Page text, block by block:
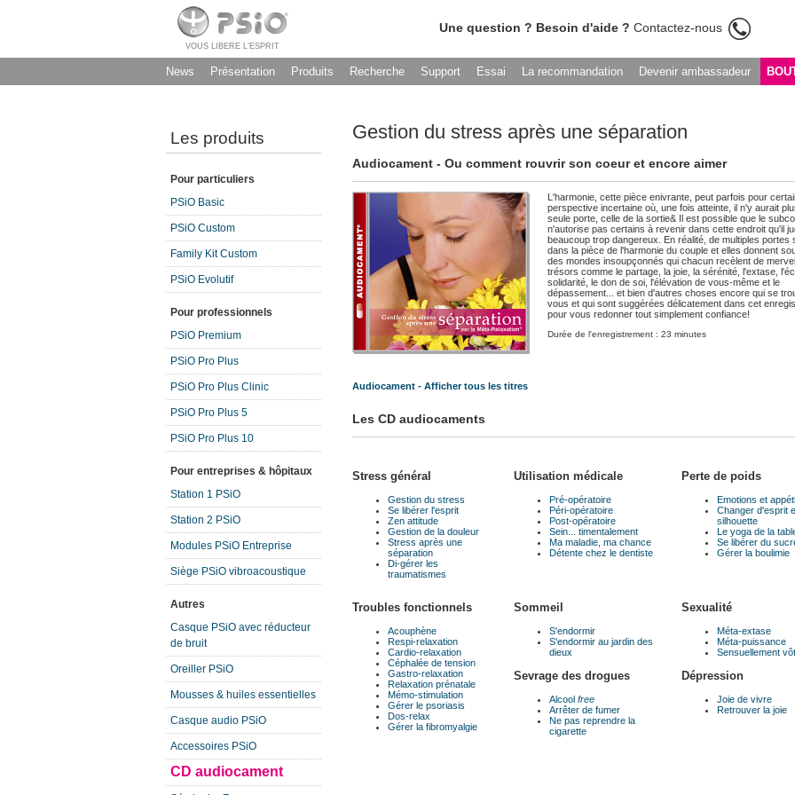
VOUS LIBERE L’ESPRIT
Une question ? Besoin d'aide ? Contactez-nous
News Présentation Produits Recherche Support Essai La recommandation Devenir ambassadeur
Les produits
Pour particuliers
PSiO Basic
PSiO Custom
Family Kit Custom
PSiO Evolutif
Pour professionnels
PSiO Premium
PSiO Pro Plus
PSiO Pro Plus Clinic
PSiO Pro Plus 5
PSiO Pro Plus 10
Pour entreprises & hôpitaux
Station 1 PSiO
Station 2 PSiO
Modules PSiO Entreprise
Siège PSiO vibroacoustique
Autres
Casque PSiO avec réducteur
de bruit
Oreiller PSiO
Mousses & huiles essentielles
Casque audio PSiO
Accessoires PSiO
CD audiocament
Gestion du stress après une séparation
Audiocament - Ou comment rouvrir son coeur et encore aimer
L'harmonie, cette pièce enivrante, peut parfois pour
perspective incertaine où, une fois atteinte, il n'y aurait
seule porte, celle de la sortie& Il est possible que le
n'autorise pas certains à revenir dans cette endroit qu'il
beaucoup trop dangereux. En réalité, de multiples portes
dans la pièce de l'harmonie du couple et elles donnent
des mondes insoupçonnés qui chacun recèlent de
trésors comme le partage, la joie, la sérénité, l'extase,
solidarité, le don de soi, l'élévation de vous-même et le
dépassement... et bien d'autres choses encore qui se
vous et qui sont suggérées délicatement dans cet
pour vous redonner tout simplement confiance!
Durée de l'enregistrement : 23 minutes
Audiocament - Afficher tous les titres
Les CD audiocaments
Stress général
Gestion du stress
Se libérer l'esprit
Zen attitude
Gestion de la douleur
Stress après une
séparation
Di-gérer les
traumatismes
Utilisation médicale
Pré-opératoire
Péri-opératoire
Post-opératoire
Sein... timentalement
Ma maladie, ma chance
Détente chez le dentiste
Perte de poids
Emotions et
Changer d'esprit
silhouette
Le yoga de la
Se libérer du
Gérer la boulimie
Troubles fonctionnels
Acouphène
Respi-relaxation
Cardio-relaxation
Céphalée de tension
Gastro-relaxation
Relaxation prénatale
Mémo-stimulation
Gérer le psoriasis
Dos-relax
Gérer la fibromyalgie
Sommeil
S'endormir
S'endormir au jardin des
dieux
Sevrage des drogues
Alcool free
Arrêter de fumer
Ne pas reprendre la
cigarette
Sexualité
Méta-extase
Méta-puissance
Sensuellement
Dépression
Joie de vivre
Retrouver la joie